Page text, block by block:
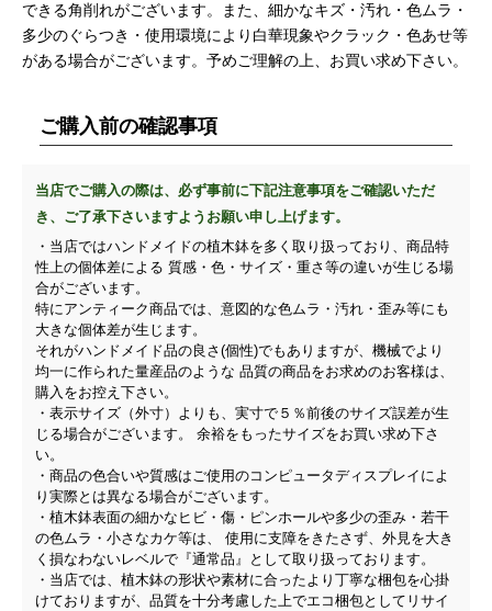
できる角削れがございます。また、細かなキズ・汚れ・色ムラ・
多少のぐらつき・使用環境により白華現象やクラック・色あせ等
がある場合がございます。予めご理解の上、お買い求め下さい。
ご購入前の確認事項
当店でご購入の際は、必ず事前に下記注意事項をご確認いただ
き、ご了承下さいますようお願い申し上げます。
・当店ではハンドメイドの植木鉢を多く取り扱っており、商品特
性上の個体差による 質感・色・サイズ・重さ等の違いが生じる場
合がございます。
特にアンティーク商品では、意図的な色ムラ・汚れ・歪み等にも
大きな個体差が生じます。
それがハンドメイド品の良さ(個性)でもありますが、機械でより
均一に作られた量産品のような 品質の商品をお求めのお客様は、
購入をお控え下さい。
・表示サイズ（外寸）よりも、実寸で５％前後のサイズ誤差が生
じる場合がございます。 余裕をもったサイズをお買い求め下さ
い。
・商品の色合いや質感はご使用のコンピュータディスプレイによ
り実際とは異なる場合がございます。
・植木鉢表面の細かなヒビ・傷・ピンホールや多少の歪み・若干
の色ムラ・小さなカケ等は、 使用に支障をきたさず、外見を大き
く損なわないレベルで『通常品』として取り扱っております。
・当店では、植木鉢の形状や素材に合ったより丁寧な梱包を心掛
けておりますが、品質を十分考慮した上でエコ梱包としてリサイ